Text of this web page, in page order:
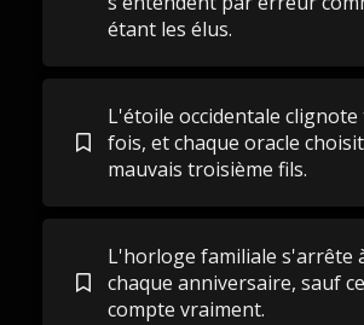
étant les élus.
L'étoile occidentale
fois, et chaque oracle
mauvais troisième fils.
L'horloge familiale s'arrête
chaque anniversaire, sauf
compte vraiment.